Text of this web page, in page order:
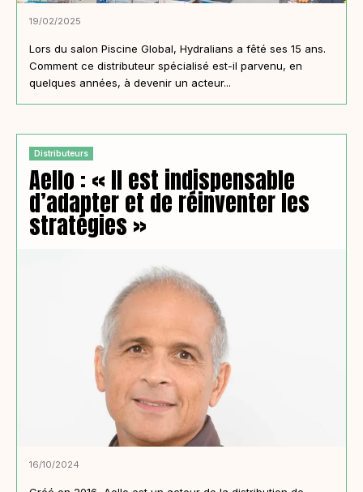
19/02/2025
Lors du salon Piscine Global, Hydralians a fêté ses 15 ans.
Comment ce distributeur spécialisé est-il parvenu, en
quelques années, à devenir un acteur...
Distributeurs
Aello : « Il est indispensable
d’adapter et de réinventer les
stratégies »
16/10/2024